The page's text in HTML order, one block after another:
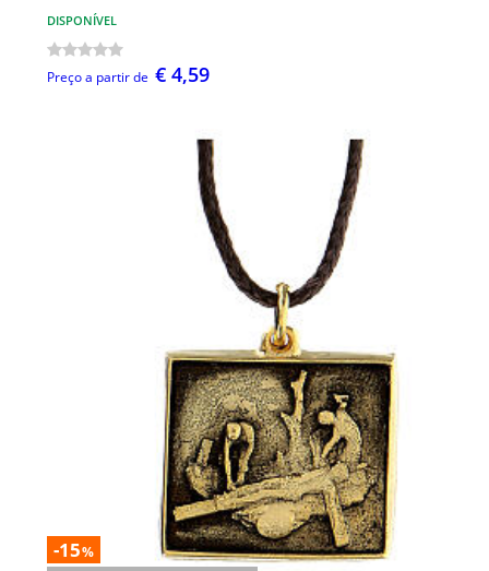
DISPONÍVEL
Preço a partir de € 4,59
-15%